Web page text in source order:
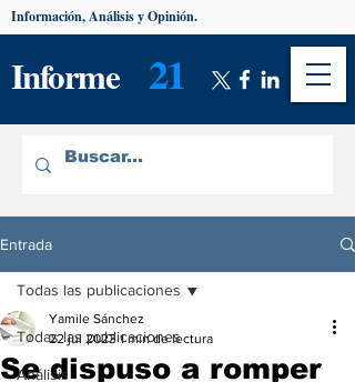
Informe 21
Información, Análisis y Opinión.
Entrada
Todas las publicaciones
Análisis
Todas las publicaciones
Se dispuso a romper
Yamile Sánchez
22 jul 2023 1 min de lectura